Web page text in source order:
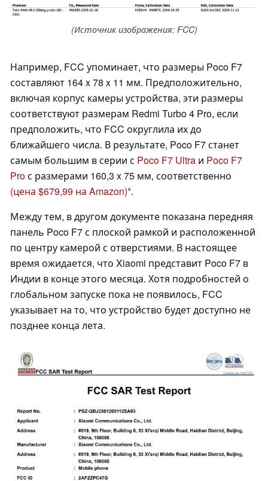
(Источник изображения: FCC)
Например, FCC упоминает, что размеры Poco F7
составляют 164 x 78 x 11 мм. Предположительно,
включая корпус камеры устройства, эти размеры
соответствуют размерам Redmi Turbo 4 Pro, если
предположить, что FCC округлила их до
ближайшего числа. В результате, Poco F7 станет
самым большим в серии с Poco F7 Ultra и Poco F7
Proс размерами 160,3 x 75 мм, соответственно
(цена $679,99 на Amazon) .
Между тем, в другом документе показана передняя
панель Poco F7 с плоской рамкой и расположенной
по центру камерой с отверстиями. В настоящее
время ожидается, что Xiaomi представит Poco F7 в
Индии в конце этого месяца. Хотя подробностей о
глобальном запуске пока не появилось, FCC
указывает на то, что устройство будет доступно не
позднее конца лета.